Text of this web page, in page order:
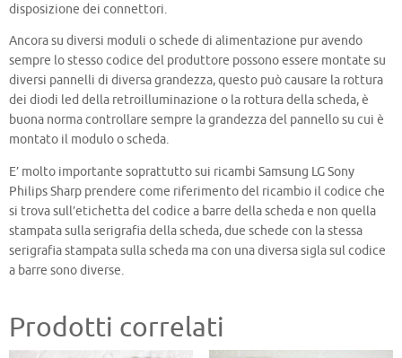
disposizione dei connettori.
Ancora su diversi moduli o schede di alimentazione pur avendo
sempre lo stesso codice del produttore possono essere montate su
diversi pannelli di diversa grandezza, questo può causare la rottura
dei diodi led della retroilluminazione o la rottura della scheda, è
buona norma controllare sempre la grandezza del pannello su cui è
montato il modulo o scheda.
E’ molto importante soprattutto sui ricambi Samsung LG Sony
Philips Sharp prendere come riferimento del ricambio il codice che
si trova sull’etichetta del codice a barre della scheda e non quella
stampata sulla serigrafia della scheda, due schede con la stessa
serigrafia stampata sulla scheda ma con una diversa sigla sul codice
a barre sono diverse.
Prodotti correlati